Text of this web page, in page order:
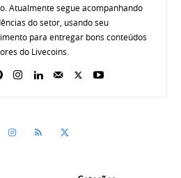
Atualmente segue acompanhando
do setor, usando seu
para entregar bons conteúdos
do Livecoins.